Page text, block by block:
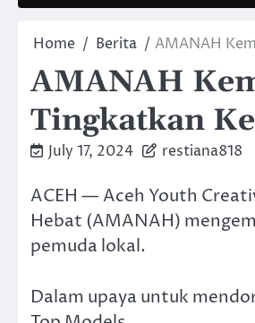
Home Berita AMANAH
AMANAH
Tingkatkan
July 17, 2024 restiana818
ACEH — Aceh Youth
Hebat (AMANAH)
pemuda lokal.
Dalam upaya untuk